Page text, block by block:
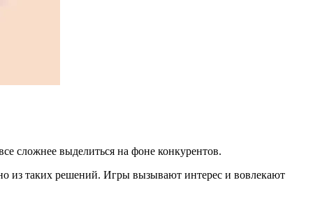
сложнее выделиться на фоне конкурентов.
из таких решений. Игры вызывают интерес и вовлекают